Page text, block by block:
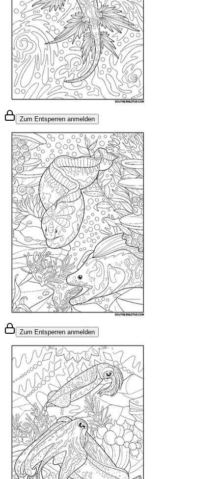
Zum Entsperren anmelden
Zum Entsperren anmelden